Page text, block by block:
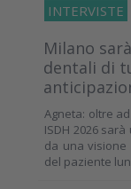
INTERVISTE
Milano
dentali di
Agneta: oltre
ISDH 2026
da una visione
del paziente